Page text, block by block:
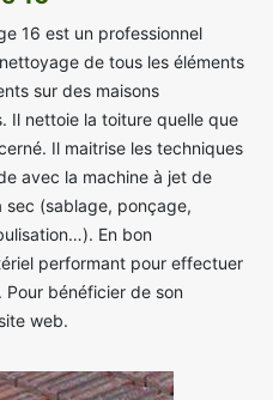
16 est un professionnel
de tous les éléments
sur des maisons
Il nettoie la toiture quelle que
Il maitrise les techniques
avec la machine à jet de
sec (sablage, ponçage,
En bon
performant pour effectuer
bénéficier de son
web.